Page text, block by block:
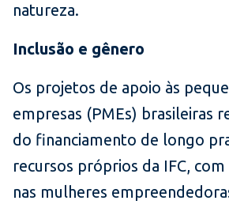
natureza.
Inclusão e gênero
Os projetos de apoio às
empresas (PMEs) brasileiras
do financiamento de longo
recursos próprios da IFC,
nas mulheres